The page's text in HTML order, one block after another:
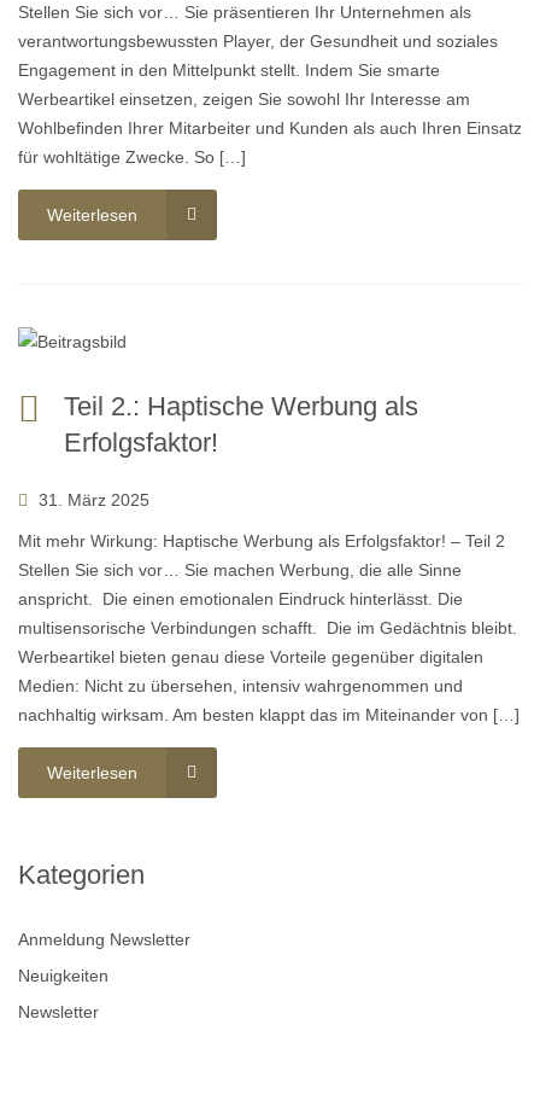
Stellen Sie sich vor… Sie präsentieren Ihr Unternehmen als
verantwortungsbewussten Player, der Gesundheit und soziales
Engagement in den Mittelpunkt stellt. Indem Sie smarte
Werbeartikel einsetzen, zeigen Sie sowohl Ihr Interesse am
Wohlbefinden Ihrer Mitarbeiter und Kunden als auch Ihren Einsatz
für wohltätige Zwecke. So […]
Weiterlesen
Teil 2.: Haptische Werbung als
Erfolgsfaktor!
31. März 2025
Mit mehr Wirkung: Haptische Werbung als Erfolgsfaktor! – Teil 2
Stellen Sie sich vor… Sie machen Werbung, die alle Sinne
anspricht. Die einen emotionalen Eindruck hinterlässt. Die
multisensorische Verbindungen schafft. Die im Gedächtnis bleibt.
Werbeartikel bieten genau diese Vorteile gegenüber digitalen
Medien: Nicht zu übersehen, intensiv wahrgenommen und
nachhaltig wirksam. Am besten klappt das im Miteinander von […]
Weiterlesen
Kategorien
Anmeldung Newsletter
Neuigkeiten
Newsletter